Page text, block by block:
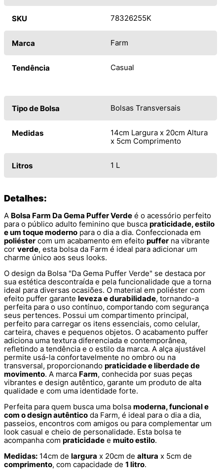
SKU 78326255K
Marca Farm
Tendência Casual
Tipo de Bolsa Bolsas Transversais
Medidas
14cm Largura x 20cm Altura
x 5cm Comprimento
Litros 1 L
Detalhes:
A Bolsa Farm Da Gema Puffer Verde é o acessório perfeito
para o público adulto feminino que busca praticidade, estilo
e um toque moderno para o dia a dia. Confeccionada em
poliéster com um acabamento em efeito puffer na vibrante
cor verde, esta bolsa da Farm é ideal para adicionar um
charme único aos seus looks.
O design da Bolsa "Da Gema Puffer Verde" se destaca por
sua estética descontraída e pela funcionalidade que a torna
ideal para diversas ocasiões. O material em poliéster com
efeito puffer garante leveza e durabilidade, tornando-a
perfeita para o uso contínuo, comportando com segurança
seus pertences. Possui um compartimento principal,
perfeito para carregar os itens essenciais, como celular,
carteira, chaves e pequenos objetos. O acabamento puffer
adiciona uma textura diferenciada e contemporânea,
refletindo a tendência e o estilo da marca. A alça ajustável
permite usá-la confortavelmente no ombro ou na
transversal, proporcionando praticidade e liberdade de
movimento. A marca Farm, conhecida por suas peças
vibrantes e design autêntico, garante um produto de alta
qualidade e com uma identidade forte.
Perfeita para quem busca uma bolsa moderna, funcional e
com o design autêntico da Farm, é ideal para o dia a dia,
passeios, encontros com amigos ou para complementar um
look casual e cheio de personalidade. Esta bolsa te
acompanha com praticidade e muito estilo.
Medidas: 14cm de largura x 20cm de altura x 5cm de
comprimento, com capacidade de 1 litro.